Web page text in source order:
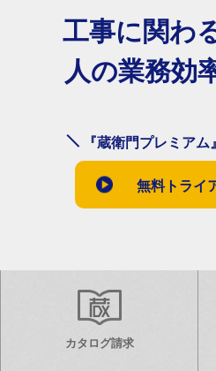
工事に関わ
人の業務効
『蔵衛門プレミア
無料トライ
カタログ請求